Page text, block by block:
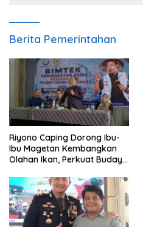
Berita Pemerintahan
Riyono Caping Dorong Ibu-
Ibu Magetan Kembangkan
Olahan Ikan, Perkuat Budaya